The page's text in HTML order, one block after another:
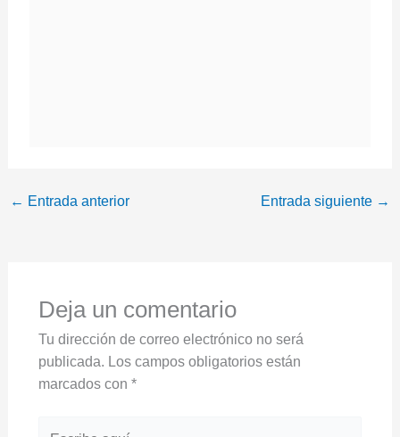
← Entrada anterior Entrada siguiente →
Deja un comentario
Tu dirección de correo electrónico no será
publicada. Los campos obligatorios están
marcados con *